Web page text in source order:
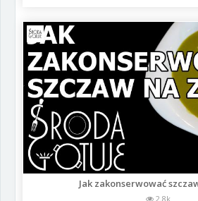
Jak zakonserwować
2.8k